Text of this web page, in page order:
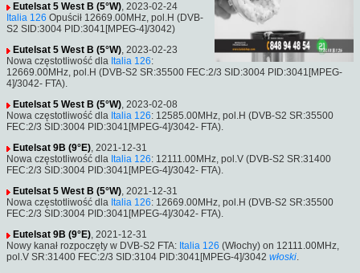
Eutelsat 5 West B (5°W), 2023-02-24
Italia 126 Opuścił 12669.00MHz, pol.H (DVB-
S2 SID:3004 PID:3041[MPEG-4]/3042)
Eutelsat 5 West B (5°W), 2023-02-23
Nowa częstotliwość dla Italia 126:
12669.00MHz, pol.H (DVB-S2 SR:35500 FEC:2/3 SID:3004 PID:3041[MPEG-
4]/3042- FTA).
Eutelsat 5 West B (5°W), 2023-02-08
Nowa częstotliwość dla Italia 126: 12585.00MHz, pol.H (DVB-S2 SR:35500
FEC:2/3 SID:3004 PID:3041[MPEG-4]/3042- FTA).
Eutelsat 9B (9°E), 2021-12-31
Nowa częstotliwość dla Italia 126: 12111.00MHz, pol.V (DVB-S2 SR:31400
FEC:2/3 SID:3004 PID:3041[MPEG-4]/3042- FTA).
Eutelsat 5 West B (5°W), 2021-12-31
Nowa częstotliwość dla Italia 126: 12669.00MHz, pol.H (DVB-S2 SR:35500
FEC:2/3 SID:3004 PID:3041[MPEG-4]/3042- FTA).
Eutelsat 9B (9°E), 2021-12-31
Nowy kanał rozpoczęty w DVB-S2 FTA: Italia 126 (Włochy) on 12111.00MHz,
pol.V SR:31400 FEC:2/3 SID:3104 PID:3041[MPEG-4]/3042 włoski.